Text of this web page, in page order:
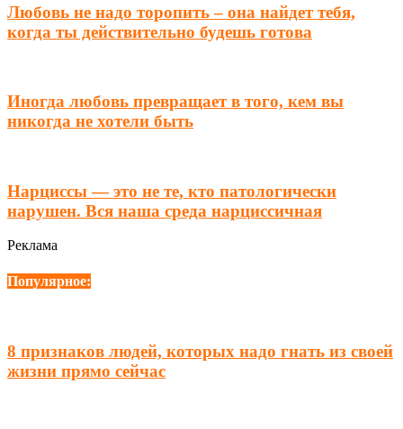
Любовь не надо торопить – она найдет тебя,
когда ты действительно будешь готова
Иногда любовь превращает в того, кем вы
никогда не хотели быть
Нарциссы — это не те, кто патологически
нарушен. Вся наша среда нарциссичная
Реклама
Популярное:
8 признаков людей, которых надо гнать из своей
жизни прямо сейчас